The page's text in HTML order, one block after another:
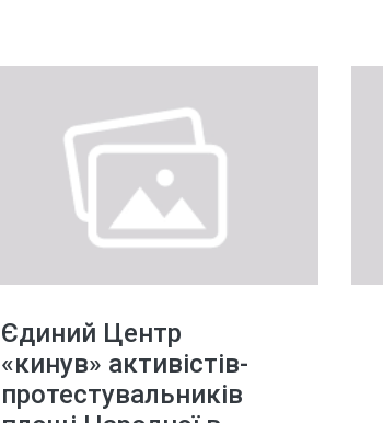
Єдиний Центр
«кинув» активістів-
протестувальників